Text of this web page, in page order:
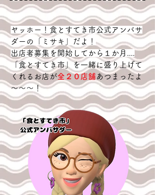
ヤッホー！食とすてき市公式アンバサ
ダーの「ミサキ」だよ！
出店者募集を開始してから１か月....
「食とすてき市」を一緒に盛り上げて
くれるお店が全２０店舗あつまったよ
～～～！